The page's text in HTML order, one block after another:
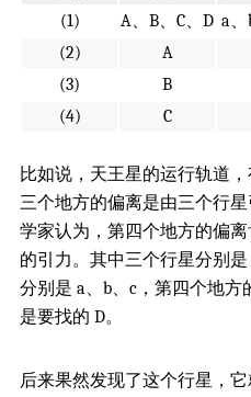
(1)
A、B、C、D a、
(2)
A
(3)
B
(4)
C
比如说，天王星的运行轨道
三个地方的偏离是由三个行
学家认为，第四个地方的偏
的引力。其中三个行星分别
分别是 a、b、c，第四个地
是要找的 D。
后来果然发现了这个行星，